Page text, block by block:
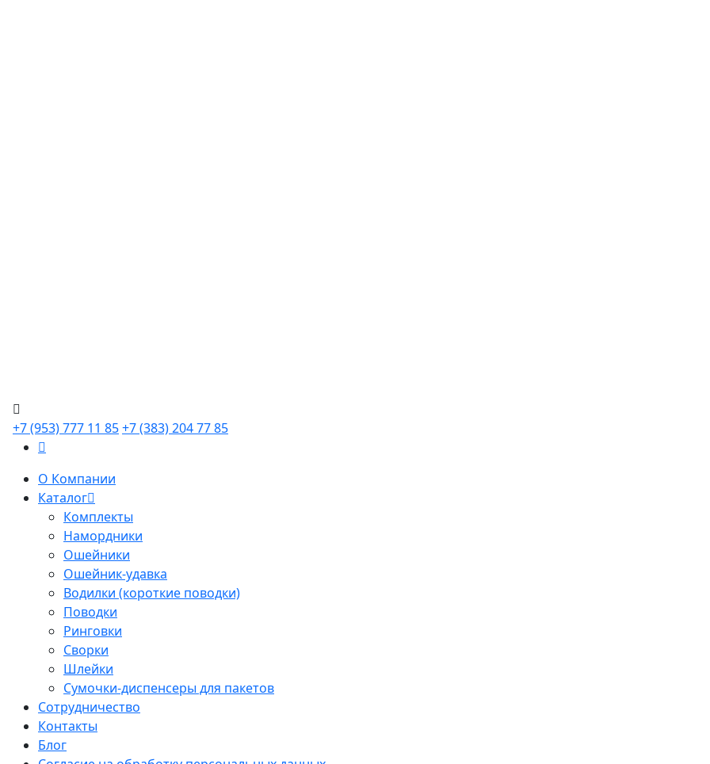
+7 (953) 777 11 85+7 (383) 204 77 85
О Компании
Каталог
Комплекты
Намордники
Ошейники
Ошейник-удавка
Водилки (короткие поводки)
Поводки
Ринговки
Сворки
Шлейки
Сумочки-диспенсеры для пакетов
Сотрудничество
Контакты
Блог